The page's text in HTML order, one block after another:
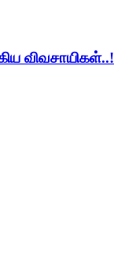
விவசாயிகள்..!